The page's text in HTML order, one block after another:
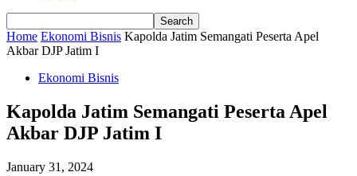
Home Ekonomi Bisnis Kapolda Jatim Semangati Peserta Apel
Akbar DJP Jatim I
Ekonomi Bisnis
Kapolda Jatim Semangati Peserta Apel
Akbar DJP Jatim I
January 31, 2024